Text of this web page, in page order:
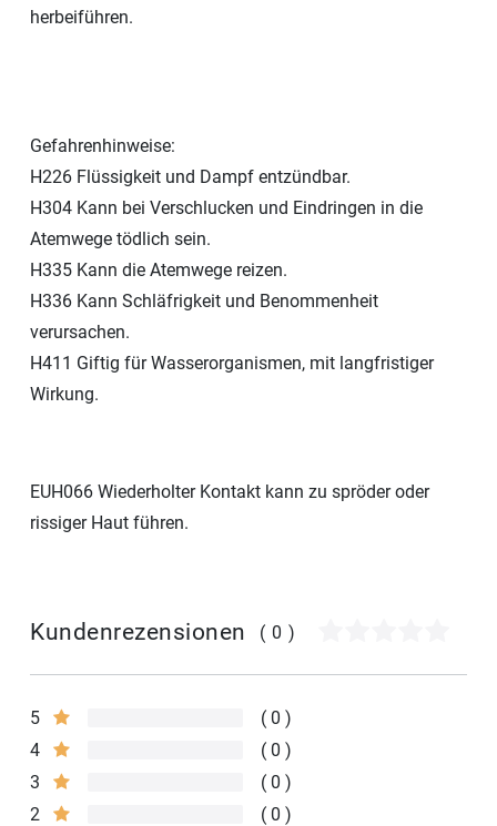
herbeiführen.
Gefahrenhinweise:
H226 Flüssigkeit und Dampf entzündbar.
H304 Kann bei Verschlucken und Eindringen in die
Atemwege tödlich sein.
H335 Kann die Atemwege reizen.
H336 Kann Schläfrigkeit und Benommenheit
verursachen.
H411 Giftig für Wasserorganismen, mit langfristiger
Wirkung.
EUH066 Wiederholter Kontakt kann zu spröder oder
rissiger Haut führen.
Kundenrezensionen (0)
5
0
4
0
3
0
2
0